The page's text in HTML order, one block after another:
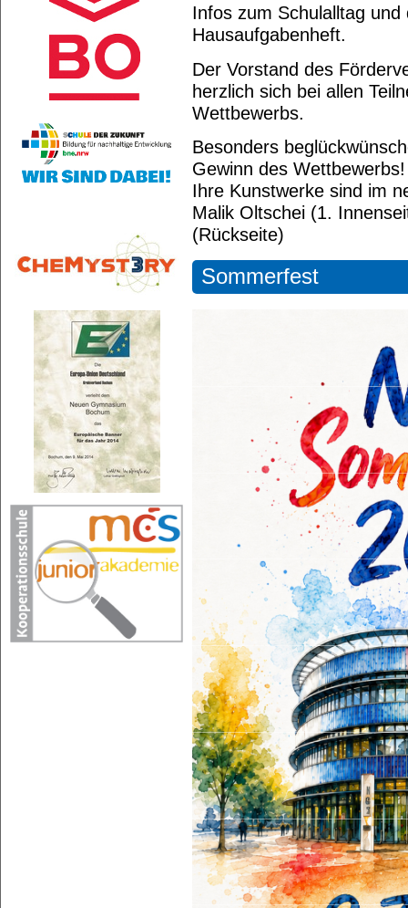
Infos zum Schulalltag und
Hausaufgabenheft.
Der Vorstand des
herzlich sich bei allen
Wettbewerbs.
Besonders
Gewinn des Wettbewerbs!
Ihre Kunstwerke sind im
Malik Oltschei (1.
(Rückseite)
Sommerfest